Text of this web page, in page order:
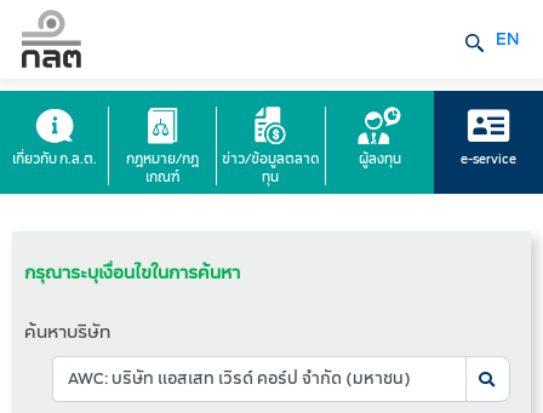
EN
เกี่ยวกับ ก.ล.ต.
กฎหมาย/กฎ
เกณฑ์
ข่าว/ข้อมูลตลาด
ทุน
ผู้ลงทุน e-service
กรุณาระบุเงื่อนไขในการค้นหา
ค้นหาบริษัท